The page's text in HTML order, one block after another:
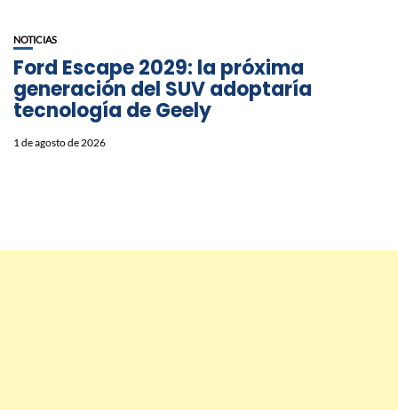
NOTICIAS
Ford Escape 2029: la próxima
generación del SUV adoptaría
tecnología de Geely
1 de agosto de 2026